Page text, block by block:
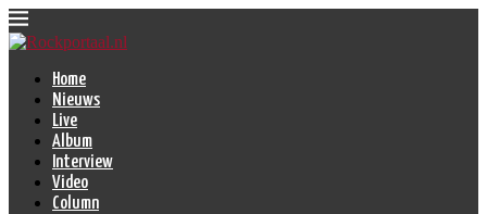
Home
Nieuws
Live
Album
Interview
Video
Column